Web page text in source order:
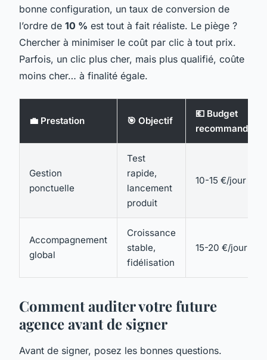
bonne configuration, un taux de conversion de
l’ordre de 10 % est tout à fait réaliste. Le piège ?
Chercher à minimiser le coût par clic à tout prix.
Parfois, un clic plus cher, mais plus qualifié, coûte
moins cher… à finalité égale.
💼 Prestation 🎯 Objectif
💶 Budget
recommandé
Gestion
ponctuelle
Test
rapide,
lancement
produit
10-15 €/jour
Accompagnement
global
Croissance
stable,
fidélisation
15-20 €/jour
Comment auditer votre future
agence avant de signer
Avant de signer, posez les bonnes questions.